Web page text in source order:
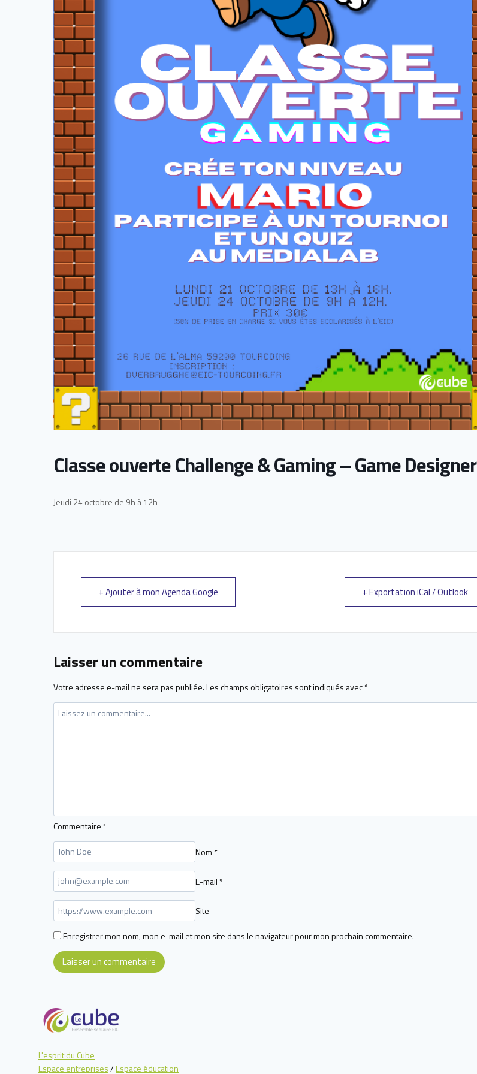
Classe ouverte Challenge & Gaming – Game Designer
Jeudi 24 octobre de 9h à 12h
+ Ajouter à mon Agenda Google + Exportation iCal / Outlook
Laisser un commentaire
Votre adresse e-mail ne sera pas publiée.Les champs obligatoires sont indiqués avec*
Commentaire *
Nom *
E-mail *
Site
Enregistrer mon nom, mon e-mail et mon site dans le navigateur pour mon prochain commentaire.
L'esprit du Cube
Espace entreprises/Espace éducation